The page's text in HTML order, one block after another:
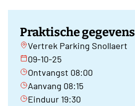
Praktische gegevens
Vertrek Parking Snollaert
09-10-25
Ontvangst 08:00
Aanvang 08:15
Einduur 19:30